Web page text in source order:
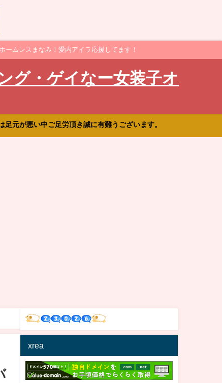
ムレスまなみ！愛内アイラ応援してます！
グ・ゲイなー女装子オ
元が悪い中ご足労頂き誠に有難うございます。
xrea